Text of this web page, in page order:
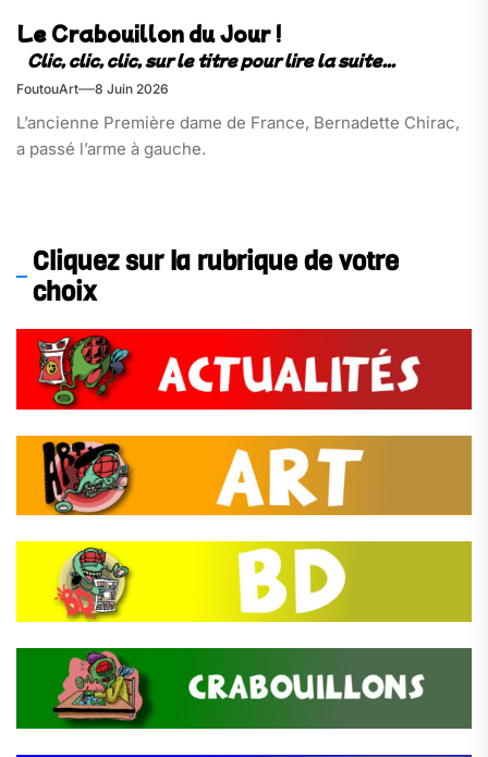
Le Crabouillon du Jour !
FoutouArt 8 Juin 2026
L’ancienne Première dame de France, Bernadette Chirac,
a passé l’arme à gauche.
Cliquez sur la rubrique de votre
choix